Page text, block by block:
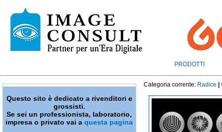
PRODOTTI
Questo sito è dedicato a rivenditori e
grossisti.
Se sei un professionista, laboratorio,
impresa o privato vai aquesta pagina
Categoria corrente: Radice